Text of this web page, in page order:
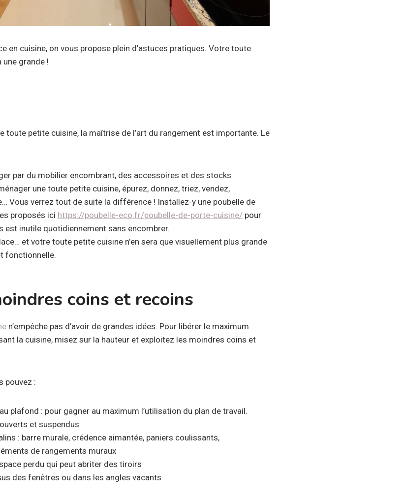
en cuisine, on vous propose plein d’astuces pratiques. Votre toute
grande !
toute petite cuisine, la maîtrise de l’art du rangement est importante. Le
par du mobilier encombrant, des accessoires et des stocks
une toute petite cuisine, épurez, donnez, triez, vendez,
Vous verrez tout de suite la différence ! Installez-y une poubelle de
proposés ici https://poubelle-eco.fr/poubelle-de-porte-cuisine/ pour
est inutile quotidiennement sans encombrer.
et votre toute petite cuisine n’en sera que visuellement plus grande
fonctionnelle.
coins et recoins
n’empêche pas d’avoir de grandes idées. Pour libérer le maximum
la cuisine, misez sur la hauteur et exploitez les moindres coins et
pouvez :
plafond : pour gagner au maximum l’utilisation du plan de travail.
et suspendus
: barre murale, crédence aimantée, paniers coulissants,
de rangements muraux
perdu qui peut abriter des tiroirs
des fenêtres ou dans les angles vacants